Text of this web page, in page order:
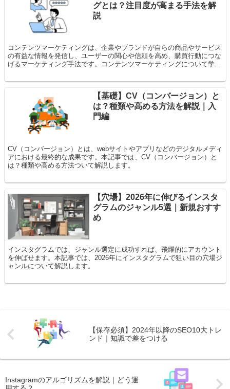
グとは？注目度が高まる手法を解
説
コンテンツマーケティングは、企業やブランドが自らの商品やサービス
の有益な情報を発信し、ユーザーの関心や信頼を高め、購買行動につな
げるマーケティング手法です。コンテンツマーケティングについて学び
【基礎】CV（コンバージョン）と
は？種類や高める方法を解説｜入
門編
CV（コンバージョン）とは、webサイトやアプリなどのデジタルメディ
アにおける最終的な成果です。本記事では、CV（コンバージョン）と
は？種類や高める方法ついて解説します。
【穴場】2026年に伸びるインスタ
グラムのジャンル5選｜新規おすす
め
インスタグラムでは、ジャンル選定に成功すれば、飛躍的にアカウント
を伸ばせます。本記事では、2026年にインスタグラムで狙い目の穴場ジ
ャンルについて解説します。
【保存必須】2024年以降のSEO10大トレ
ンド｜知識で差をつける
Instagramのアルゴリズムを解説｜どう運